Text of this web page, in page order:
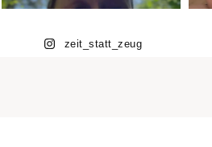
zeit_statt_zeug